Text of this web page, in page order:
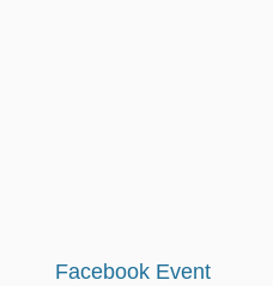
Facebook Event